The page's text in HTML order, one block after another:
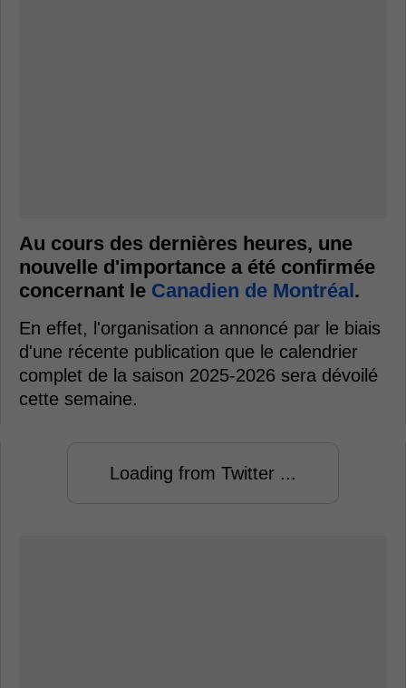
Au cours des dernières heures, une
nouvelle d'importance a été confirmée
concernant le Canadien de Montréal.
En effet, l'organisation a annoncé par le biais
d'une récente publication que le calendrier
complet de la saison 2025-2026 sera dévoilé
cette semaine.
Loading from Twitter ...